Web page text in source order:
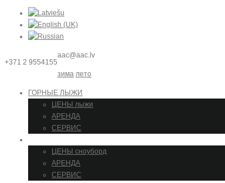
+371 2 9554155
aac@aac.lv
зима лето
ГОРНЫЕ ЛЫЖИ
ЦЕНЫ лыжи
АРЕНДА
СЕРВИС
ЦЕНЫ сноуборд
АРЕНДА
СЕРВИС